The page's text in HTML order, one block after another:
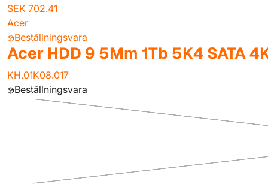
SEK 702.41
Acer
Beställningsvara
Acer HDD 9 5Mm 1Tb 5K4 SATA
KH.01K08.017
Beställningsvara